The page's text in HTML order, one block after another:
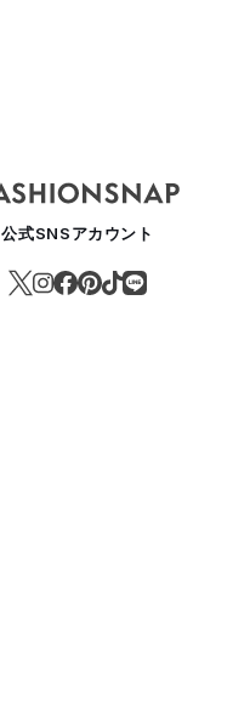
公式SNSアカウント